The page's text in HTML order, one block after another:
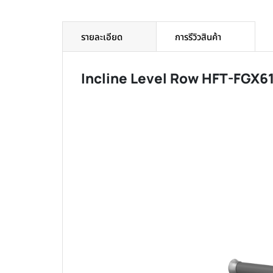
รายละเอียด
Incline Level Row HFT-
การรีวิวสินค้า